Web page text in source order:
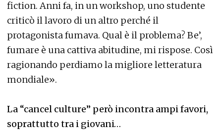
fiction. Anni fa, in un workshop, uno studente
criticò il lavoro di un altro perché il
protagonista fumava. Qual è il problema? Be’,
fumare è una cattiva abitudine, mi rispose. Così
ragionando perdiamo la migliore letteratura
mondiale».
La “cancel culture” però incontra ampi favori,
soprattutto tra i giovani…